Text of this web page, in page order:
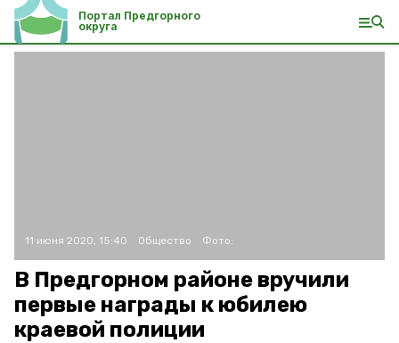
Портал Предгорного
округа
11 июня 2020, 15:40 Общество Фото:
В Предгорном районе вручили
первые награды к юбилею
краевой полиции